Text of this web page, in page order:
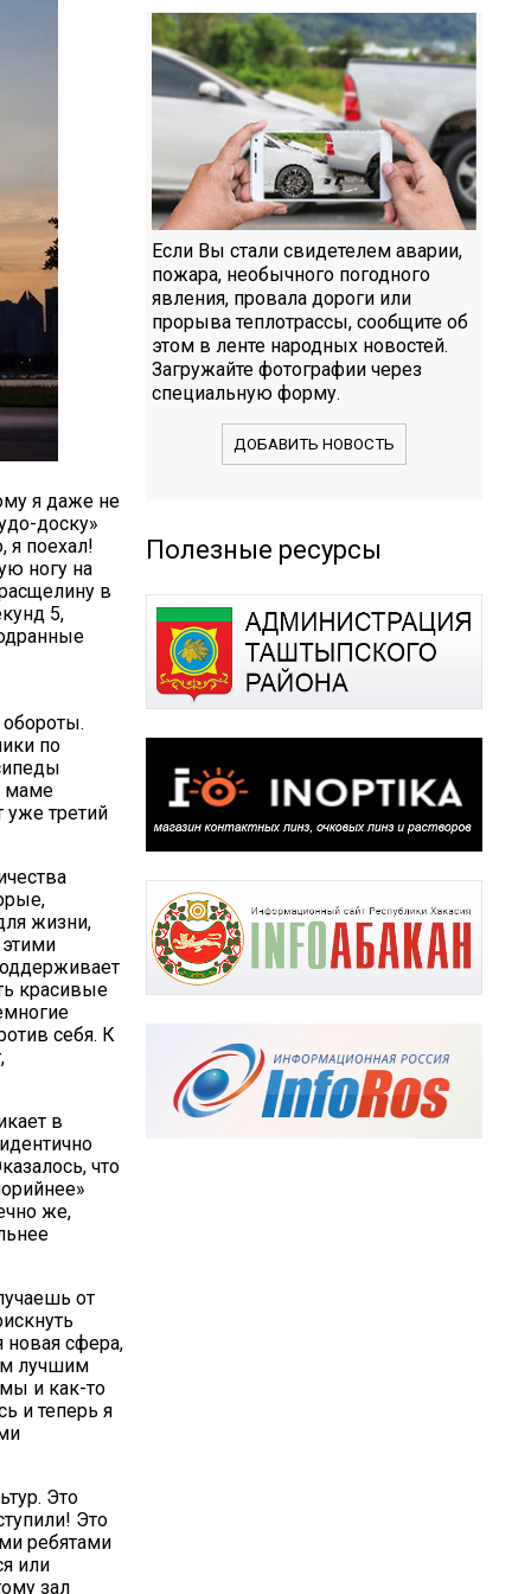
я даже не
доску»
я поехал!
ногу на
в
5,
по
маме
уже третий
жизни,
красивые
себя. К
в
что
же,
от
новая сфера,
лучшим
и как-то
и теперь я
Это
Это
ребятами
или
зал
Если Вы стали свидетелем аварии,
пожара, необычного погодного
явления, провала дороги или
прорыва теплотрассы, сообщите об
этом в ленте народных новостей.
Загружайте фотографии через
специальную форму.
ДОБАВИТЬ НОВОСТЬ
Полезные ресурсы